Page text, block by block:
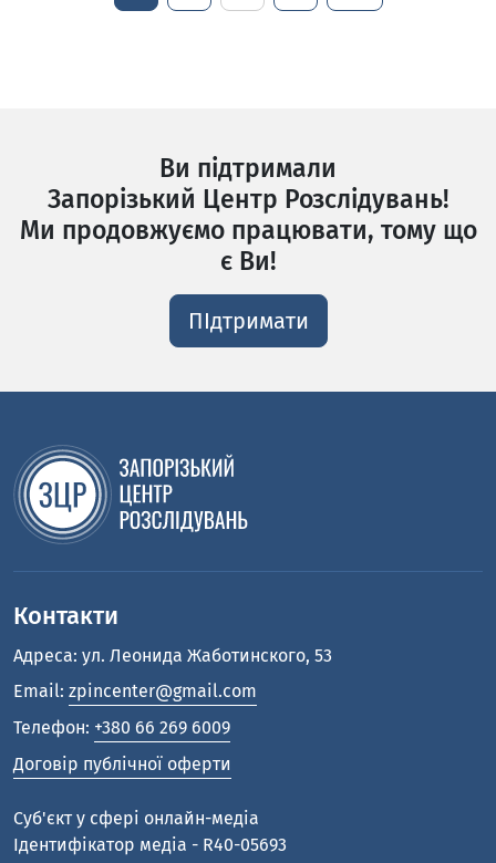
Ви підтримали
Запорізький Центр Розслідувань!
Ми продовжуємо працювати, тому що
є Ви!
ПІдтримати
Контакти
Адреса: ул. Леонида Жаботинского, 53
Email: zpincenter@gmail.com
Телефон: +380 66 269 6009
Договір публічної оферти
Cуб'єкт у сфері онлайн-медіа
Ідентифікатор медіа - R40-05693